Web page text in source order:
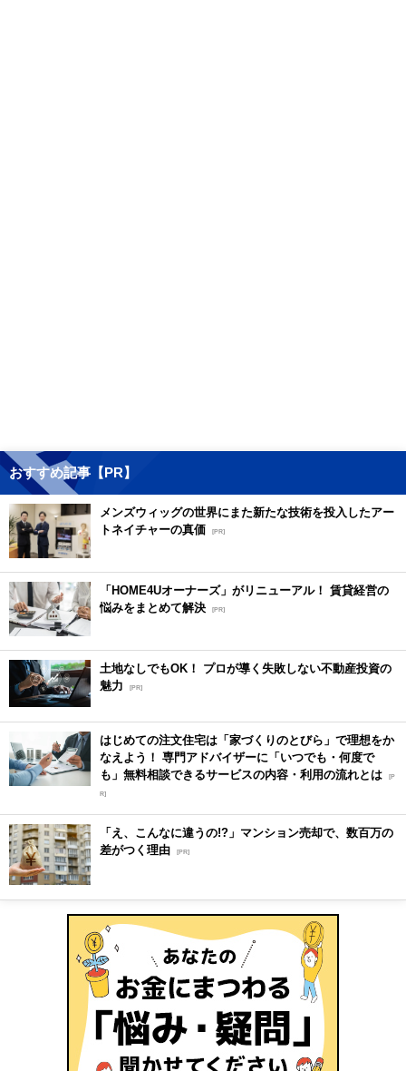
おすすめ記事【PR】
メンズウィッグの世界にまた新たな技術を投入したアー
トネイチャーの真価 [PR]
「HOME4Uオーナーズ」がリニューアル！ 賃貸経営の
悩みをまとめて解決 [PR]
土地なしでもOK！ プロが導く失敗しない不動産投資の
魅力
[PR]
はじめての注文住宅は「家づくりのとびら」で理想をか
なえよう！ 専門アドバイザーに「いつでも・何度で
も」無料相談できるサービスの内容・利用の流れとは [P
R]
「え、こんなに違うの!?」マンション売却で、数百万の
差がつく理由 [PR]